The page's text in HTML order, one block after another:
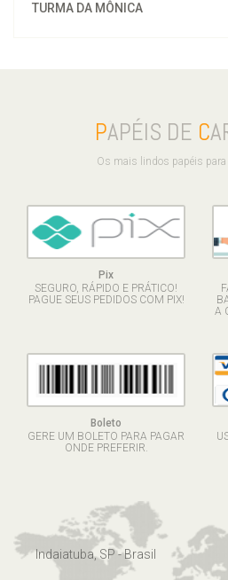
TURMA DA MÔNICA
PAPÉIS DE C
Os mais lindos papéis para
Pix
SEGURO, RÁPIDO E PRÁTICO!
PAGUE SEUS PEDIDOS COM PIX!
A
Boleto
GERE UM BOLETO PARA PAGAR
ONDE PREFERIR.
Indaiatuba, SP - Brasil